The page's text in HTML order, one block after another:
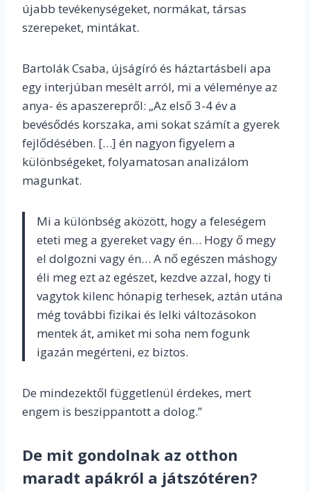
újabb tevékenységeket, normákat, társas
szerepeket, mintákat.
Bartolák Csaba, újságíró és háztartásbeli apa
egy interjúban mesélt arról, mi a véleménye az
anya- és apaszerepről: „Az első 3-4 év a
bevésődés korszaka, ami sokat számít a gyerek
fejlődésében. […] én nagyon figyelem a
különbségeket, folyamatosan analizálom
magunkat.
Mi a különbség aközött, hogy a feleségem
eteti meg a gyereket vagy én… Hogy ő megy
el dolgozni vagy én… A nő egészen máshogy
éli meg ezt az egészet, kezdve azzal, hogy ti
vagytok kilenc hónapig terhesek, aztán utána
még további fizikai és lelki változásokon
mentek át, amiket mi soha nem fogunk
igazán megérteni, ez biztos.
De mindezektől függetlenül érdekes, mert
engem is beszippantott a dolog.”
De mit gondolnak az otthon
maradt apákról a játszótéren?